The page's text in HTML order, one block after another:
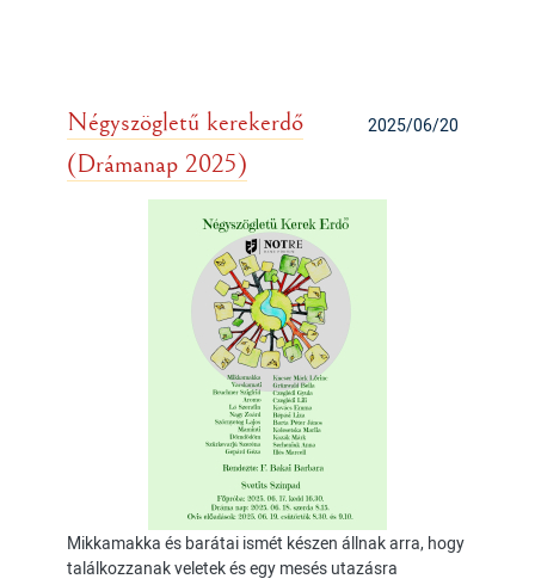
2025/06/20
Négyszögletű kerekerdő
(Drámanap 2025)
Mikkamakka és barátai ismét készen állnak arra, hogy
találkozzanak veletek és egy mesés utazásra